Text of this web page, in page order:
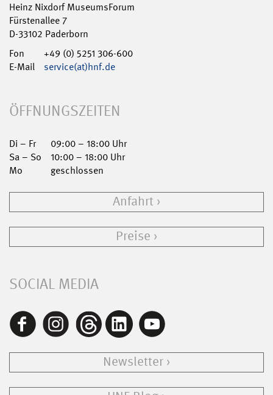
Heinz Nixdorf MuseumsForum
Fürstenallee 7
D-33102 Paderborn
Fon
+49 (0) 5251 306-600
E-Mail
service(at)hnf.de
ÖFFNUNGSZEITEN
Di – Fr
09:00 – 18:00 Uhr
Sa – So
10:00 – 18:00 Uhr
Mo
geschlossen
Anfahrt
Preise
SOCIAL MEDIA
Newsletter